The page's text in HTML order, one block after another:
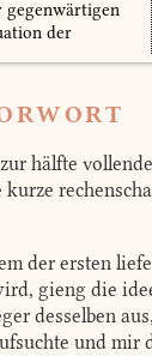
gegenwärtigen
der
hälfte
der ersten
gieng die
desselben
und mir